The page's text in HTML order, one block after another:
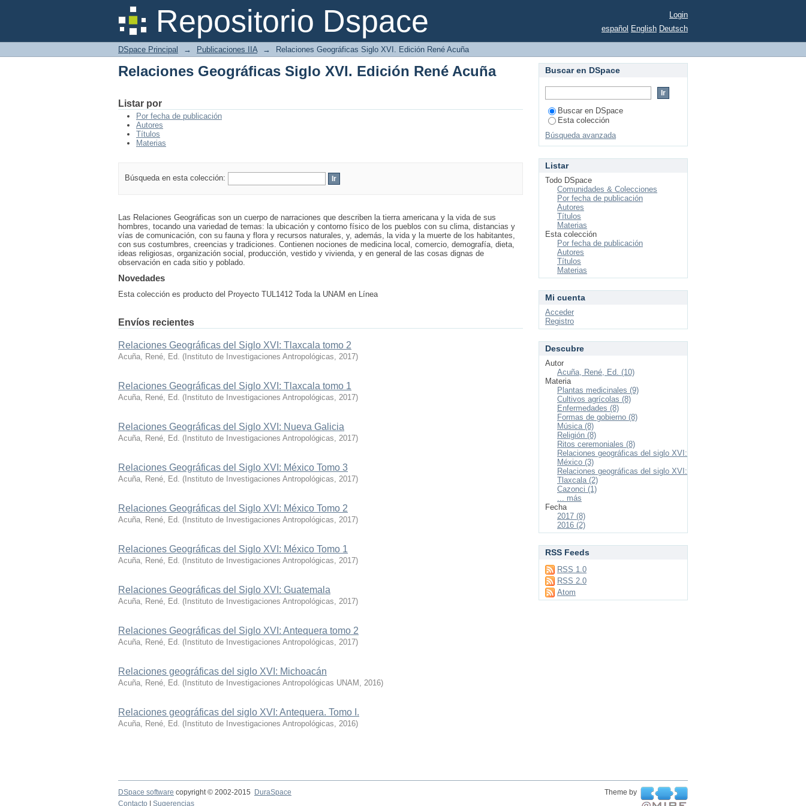
Repositorio Dspace
Relaciones Geográficas Siglo XVI. Edición René Acuña
Login
español English Deutsch
DSpace Principal → Publicaciones IIA → Relaciones Geográficas Siglo XVI. Edición René Acuña
Relaciones Geográficas Siglo XVI. Edición René Acuña
Listar por
Por fecha de publicación
Autores
Títulos
Materias
Búsqueda en esta colección:
Las Relaciones Geográficas son un cuerpo de narraciones que describen la tierra americana y la vida de sus
hombres, tocando una variedad de temas: la ubicación y contorno físico de los pueblos con su clima, distancias y
vías de comunicación, con su fauna y flora y recursos naturales, y, además, la vida y la muerte de los habitantes,
con sus costumbres, creencias y tradiciones. Contienen nociones de medicina local, comercio, demografía, dieta,
ideas religiosas, organización social, producción, vestido y vivienda, y en general de las cosas dignas de
observación en cada sitio y poblado.
Novedades
Esta colección es producto del Proyecto TUL1412 Toda la UNAM en Línea
Envíos recientes
Relaciones Geográficas del Siglo XVI: Tlaxcala tomo 2
Acuña, René, Ed. ( Instituto de Investigaciones Antropológicas, 2017)
Relaciones Geográficas del Siglo XVI: Tlaxcala tomo 1
Acuña, René, Ed. ( Instituto de Investigaciones Antropológicas, 2017)
Relaciones Geográficas del Siglo XVI: Nueva Galicia
Acuña, René, Ed. ( Instituto de Investigaciones Antropológicas, 2017)
Relaciones Geográficas del Siglo XVI: México Tomo 3
Acuña, René, Ed. ( Instituto de Investigaciones Antropológicas, 2017)
Relaciones Geográficas del Siglo XVI: México Tomo 2
Acuña, René, Ed. ( Instituto de Investigaciones Antropológicas, 2017)
Relaciones Geográficas del Siglo XVI: México Tomo 1
Acuña, René, Ed. ( Instituto de Investigaciones Antropológicas, 2017)
Relaciones Geográficas del Siglo XVI: Guatemala
Acuña, René, Ed. ( Instituto de Investigaciones Antropológicas, 2017)
Relaciones Geográficas del Siglo XVI: Antequera tomo 2
Acuña, René, Ed. ( Instituto de Investigaciones Antropológicas, 2017)
Relaciones geográficas del siglo XVI: Michoacán
Acuña, René, Ed. ( Instituto de Investigaciones Antropológicas UNAM , 2016)
Relaciones geográficas del siglo XVI: Antequera. Tomo I.
Acuña, René, Ed. ( Instituto de Investigaciones Antropológicas, 2016)
Buscar en DSpace
Buscar en DSpace
Esta colección
Búsqueda avanzada
Listar
Todo DSpace
Comunidades & Colecciones
Por fecha de publicación
Autores
Títulos
Materias
Esta colección
Por fecha de publicación
Autores
Títulos
Materias
Mi cuenta
Acceder
Registro
Descubre
Autor
Acuña, René, Ed. (10)
Materia
Plantas medicinales (9)
Cultivos agrícolas (8)
Enfermedades (8)
Formas de gobierno (8)
Música (8)
Religión (8)
Ritos ceremoniales (8)
Relaciones geográficas del siglo XVI:
México (3)
Relaciones geográficas del siglo XVI:
Tlaxcala (2)
Cazonci (1)
... más
Fecha
2017 (8)
2016 (2)
RSS Feeds
RSS 1.0
RSS 2.0
Atom
DSpace software copyright © 2002-2015 DuraSpace
Theme by
Contacto
Sugerencias